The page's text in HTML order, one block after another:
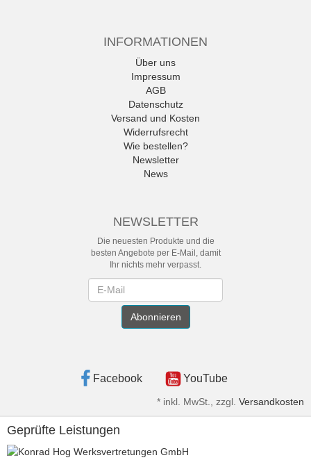
INFORMATIONEN
Über uns
Impressum
AGB
Datenschutz
Versand und Kosten
Widerrufsrecht
Wie bestellen?
Newsletter
News
NEWSLETTER
Die neuesten Produkte und die
besten Angebote per E-Mail, damit
Ihr nichts mehr verpasst.
Abonnieren
Facebook YouTube
* inkl. MwSt., zzgl. Versandkosten
Geprüfte Leistungen